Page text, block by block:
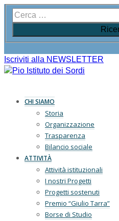
Iscriviti alla NEWSLETTER
CHI SIAMO
Storia
Organizzazione
Trasparenza
Bilancio sociale
ATTIVITÀ
Attività istituzionali
I nostri Progetti
Progetti sostenuti
Premio “Giulio Tarra”
Borse di Studio